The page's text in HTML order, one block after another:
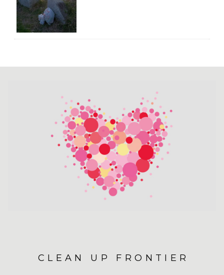
CLEAN UP FRONTIER